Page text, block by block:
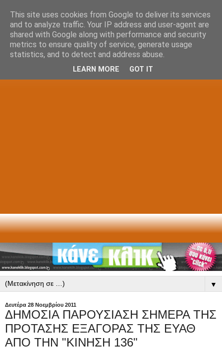
▼
Δευτέρα 28 Νοεμβρίου 2011
ΔΗΜΟΣΙΑ ΠΑΡΟΥΣΙΑΣΗ ΣΗΜΕΡΑ ΤΗΣ
ΠΡΟΤΑΣΗΣ ΕΞΑΓΟΡΑΣ ΤΗΣ ΕΥΑΘ
ΑΠΟ ΤΗΝ "ΚΙΝΗΣΗ 136"
This site uses cookies from Google to deliver its services
and to analyze traffic. Your IP address and user-agent are
shared with Google along with performance and security
metrics to ensure quality of service, generate usage
statistics, and to detect and address abuse.
LEARN MORE GOT IT